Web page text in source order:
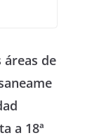
áreas de
a 18ª